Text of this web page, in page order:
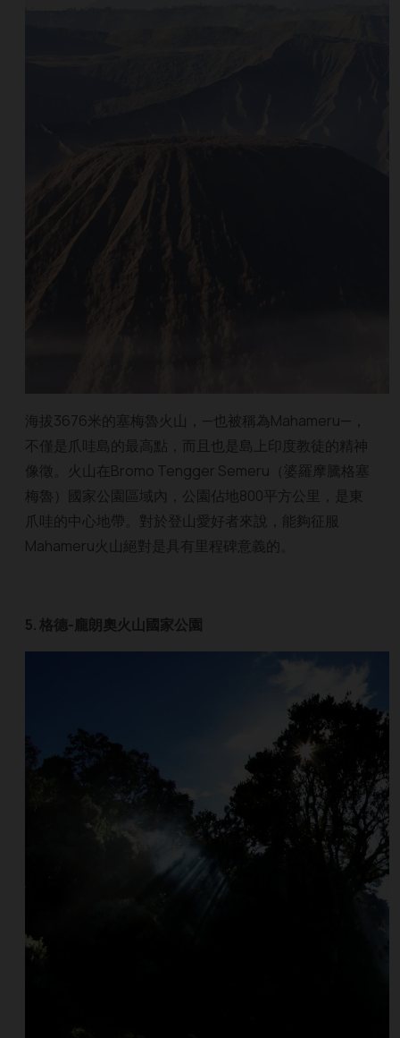
海拔3676米的塞梅魯火山，—也被稱為Mahameru—，
不僅是爪哇島的最高點，而且也是島上印度教徒的精神
像徵。火山在Bromo Tengger Semeru（婆羅摩騰格塞
梅魯）國家公園區域內，公園佔地800平方公里，是東
爪哇的中心地帶。對於登山愛好者來說，能夠征服
Mahameru火山絕對是具有​​里程碑意義的。
5. 格德-龐朗奧火山國家公園